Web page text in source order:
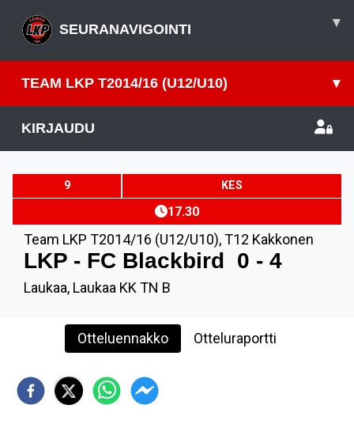
SEURANAVIGOINTI ▾
TEAM LKP T2014/16 (U12/U10) ▾
KIRJAUDU
9 KES
17.30
Team LKP T2014/16 (U12/U10),T12 Kakkonen
LKP - FC Blackbird 0 - 4
Laukaa, Laukaa KK TN B
Otteluennakko Otteluraportti